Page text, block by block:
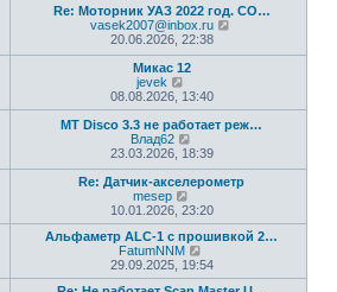
у
с
о
о
е
н
и
д
н
е
у
о
о
б
щ
е
и
ю
о
с
л
е
е
м
у
с
о
о
б
щ
е
н
и
ю
е
й
т
и
к
о
с
л
е
д
н
е
м
у
с
о
о
б
щ
Re: Моторник УАЗ 2022 год. СО…
vasek2007@inbox.ru
р
и
к
с
л
н
е
с
20.06.2026, 22:38
Микас 12
jevek
е
р
е
й
т
и
к
п
о
с
л
е
д
н
08.08.2026, 13:40
МТ Disco 3.3 не работает реж…
Влад62
е
р
е
т
и
к
п
о
с
23.03.2026, 18:39
Re: Датчик-акселерометр
mesep
е
р
е
й
т
и
10.01.2026, 23:20
Альфаметр ALC-1 с прошивкой 2…
FatumNNM
е
р
29.09.2025, 19:54